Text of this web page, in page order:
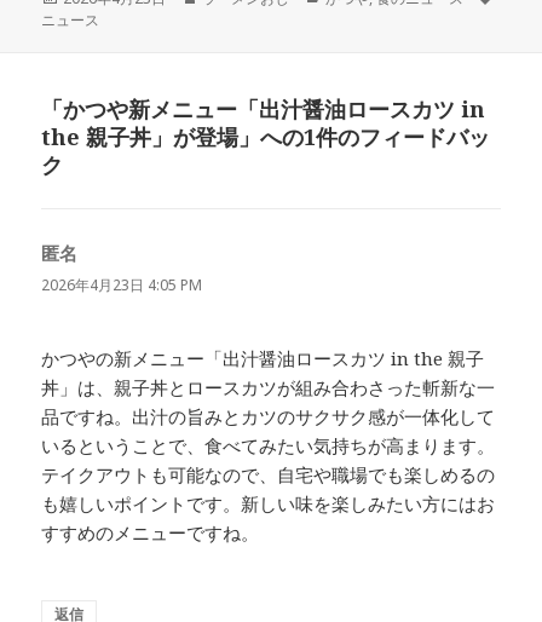
稿
ニュース
「かつや新メニュー「出汁醤油ロースカツ in
the 親子丼」が登場」への1件のフィードバッ
ク
匿名
り:
2026年4月23日 4:05 PM
かつやの新メニュー「出汁醤油ロースカツ in the 親子
丼」は、親子丼とロースカツが組み合わさった斬新な一
品ですね。出汁の旨みとカツのサクサク感が一体化して
いるということで、食べてみたい気持ちが高まります。
テイクアウトも可能なので、自宅や職場でも楽しめるの
も嬉しいポイントです。新しい味を楽しみたい方にはお
すすめのメニューですね。
返信